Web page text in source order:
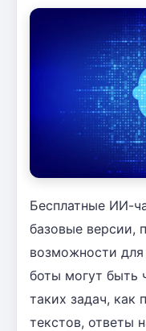
Бесплатные ИИ-
базовые версии,
возможности
боты могут быть
таких задач, как
текстов, ответы